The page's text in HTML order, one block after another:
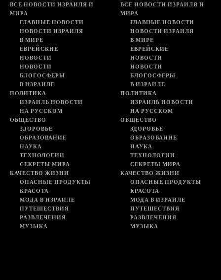
ВСЕ НОВОСТИ ИЗРАИЛЯ И
МИРА
ГЛАВНЫЕ НОВОСТИ
НОВОСТИ ИЗРАИЛЯ
В МИРЕ
ЕВРЕЙСКИЕ
НОВОСТИ
НОВОСТИ
БЛОГОСФЕРЫ
В ИЗРАИЛЕ
ПОЛИТИКА
ИЗРАИЛЬ НОВОСТИ
НА РУССКОМ
ОБЩЕСТВО
ЗДОРОВЬЕ
ОБРАЗОВАНИЕ
НАУКА
ТЕХНОЛОГИИ
СЕКРЕТЫ МИРА
КАЧЕСТВО ЖИЗНИ
ОПАСНЫЕ ПРОДУКТЫ
КРАСОТА
МОДА В ИЗРАИЛЕ
ПУТЕШЕСТВИЯ
РАЗВЛЕЧЕНИЯ
МУЗЫКА
ВСЕ НОВОСТИ ИЗРАИЛЯ И
МИРА
ГЛАВНЫЕ НОВОСТИ
НОВОСТИ ИЗРАИЛЯ
В МИРЕ
ЕВРЕЙСКИЕ
НОВОСТИ
НОВОСТИ
БЛОГОСФЕРЫ
В ИЗРАИЛЕ
ПОЛИТИКА
ИЗРАИЛЬ НОВОСТИ
НА РУССКОМ
ОБЩЕСТВО
ЗДОРОВЬЕ
ОБРАЗОВАНИЕ
НАУКА
ТЕХНОЛОГИИ
СЕКРЕТЫ МИРА
КАЧЕСТВО ЖИЗНИ
ОПАСНЫЕ ПРОДУКТЫ
КРАСОТА
МОДА В ИЗРАИЛЕ
ПУТЕШЕСТВИЯ
РАЗВЛЕЧЕНИЯ
МУЗЫКА